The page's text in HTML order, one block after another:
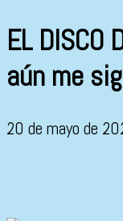
EL DISCO
aún me
20 de mayo de